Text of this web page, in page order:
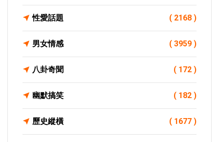
性愛話題 ( 2168 )
男女情感 ( 3959 )
八卦奇聞 ( 172 )
幽默搞笑 ( 182 )
歷史縱橫 ( 1677 )